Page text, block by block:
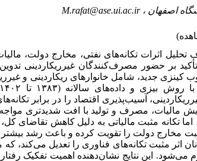
اصفهان ،M.rafat@ase.ui.ac.ir
تحلیل اثرات تکانه‌های نفتی، مخارج دولت،
بر حضور مصرف‌کنندگان غیرریکاردینی
کینزی جدید، شامل خانوارهای ریکاردینی و
آسیب‌پذیری اقتصاد را در برابر
مالیات، مصرف و تولید با افت شدیدتری
تکانه مثبت مالیاتی به دلیل کاهش تقاضای
مخارج دولت را تقویت کرده و باعث رشد
اثر مثبت تکانه‌های فناوری را تعدیل
می‌شود. این نتایج نشان‌دهنده اهمیت تفکیک